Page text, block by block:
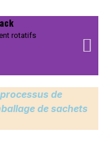
rotatifs
de
de sachets